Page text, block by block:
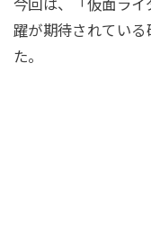
今回は、「仮面ラ
躍が期待されてい
た。